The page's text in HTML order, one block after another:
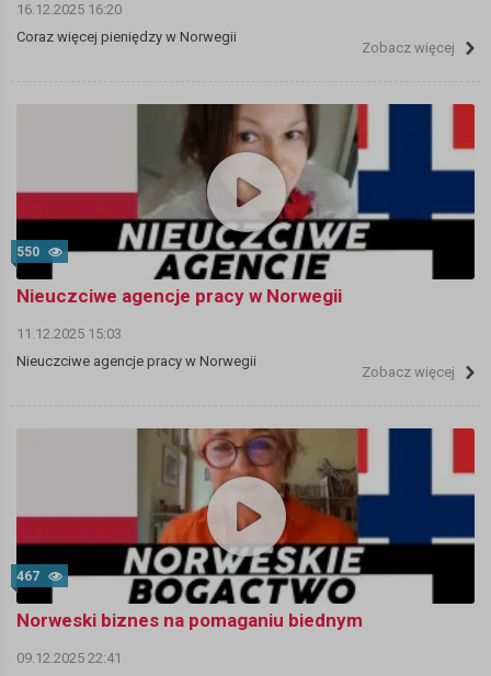
16.12.2025 16:20
Coraz więcej pieniędzy w Norwegii
Zobacz więcej
550
Nieuczciwe agencje pracy w Norwegii
11.12.2025 15:03
Nieuczciwe agencje pracy w Norwegii
Zobacz więcej
467
Norweski biznes na pomaganiu biednym
09.12.2025 22:41